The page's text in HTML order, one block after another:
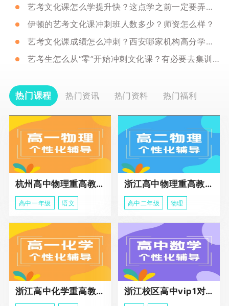
艺考文化课怎么学提升快？这点学之前一定要弄明白！
伊顿的艺考文化课冲刺班人数多少？师资怎么样？
艺考文化课成绩怎么冲刺？西安哪家机构高分学生多？
艺考生怎么从“零”开始冲刺文化课？有必要去集训班吗？
热门课程 热门资讯 热门资料 热门福利
杭州高中物理重高教育春季班
高中一年级 语文
浙江高中物理重高教育春季班
高中二年级 物理
浙江高中化学重高教育春季班 浙江校区高中vip1对1课程